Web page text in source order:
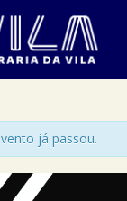
já passou.